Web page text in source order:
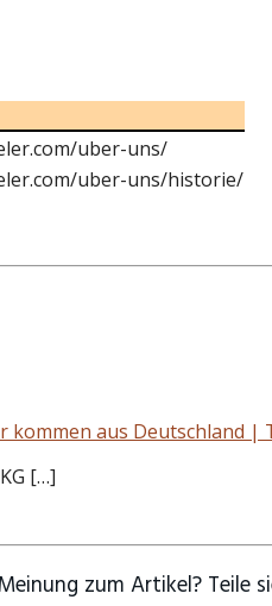
uber-uns/
uber-uns/historie/
kommen aus Deutschland |
[…]
zum Artikel? Teile